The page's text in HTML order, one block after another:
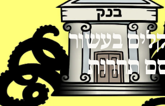
מליון שקלים בעשור
תחרות